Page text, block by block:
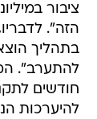
ציבור
הזה".
בתהליך
להתערב".
חודשים